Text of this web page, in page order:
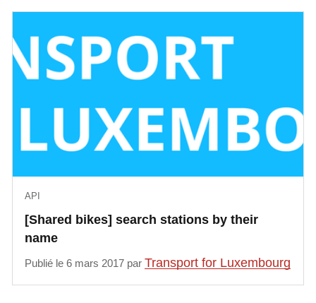
[Shared bikes] search stations by their
name
API
Publié le 6 mars 2017 parTransport for Luxembourg